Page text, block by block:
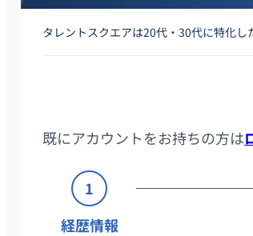
タレントスクエアは20代・30代に特化
既にアカウントをお持ちの方は
1
経歴情報